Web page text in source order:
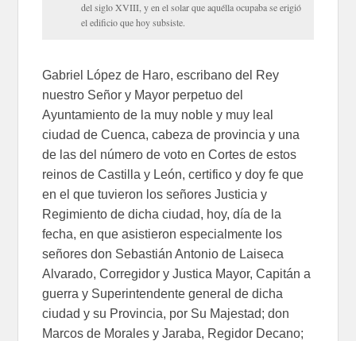
del siglo XVIII, y en el solar que aquélla ocupaba se erigió
el edificio que hoy subsiste.
Gabriel López de Haro, escribano del Rey
nuestro Señor y Mayor perpetuo del
Ayuntamiento de la muy noble y muy leal
ciudad de Cuenca, cabeza de provincia y una
de las del número de voto en Cortes de estos
reinos de Castilla y León, certifico y doy fe que
en el que tuvieron los señores Justicia y
Regimiento de dicha ciudad, hoy, día de la
fecha, en que asistieron especialmente los
señores don Sebastián Antonio de Laiseca
Alvarado, Corregidor y Justica Mayor, Capitán a
guerra y Superintendente general de dicha
ciudad y su Provincia, por Su Majestad; don
Marcos de Morales y Jaraba, Regidor Decano;